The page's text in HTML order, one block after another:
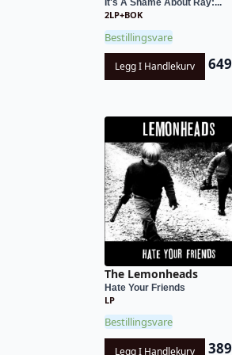
It's A Shame About Ray:...
2LP+BOK
Bestillingsvare
Legg I Handlekurv 649
The Lemonheads
Hate Your Friends
LP
Bestillingsvare
Legg I Handlekurv 389